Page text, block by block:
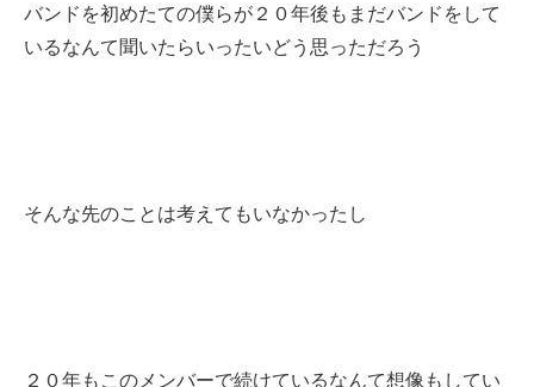
バンドを初めたての僕らが２０年後もまだバンドをして
いるなんて聞いたらいったいどう思っただろう
そんな先のことは考えてもいなかったし
２０年もこのメンバーで続けているなんて想像もしてい